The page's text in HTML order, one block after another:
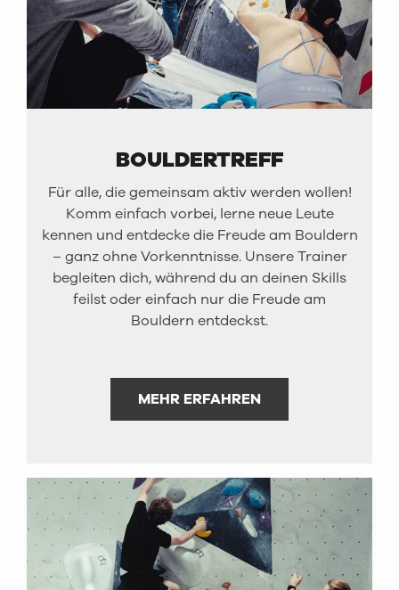
BOULDERTREFF
Für alle, die gemeinsam aktiv werden wollen!
Komm einfach vorbei, lerne neue Leute
kennen und entdecke die Freude am Bouldern
– ganz ohne Vorkenntnisse. Unsere Trainer
begleiten dich, während du an deinen Skills
feilst oder einfach nur die Freude am
Bouldern entdeckst.
MEHR ERFAHREN